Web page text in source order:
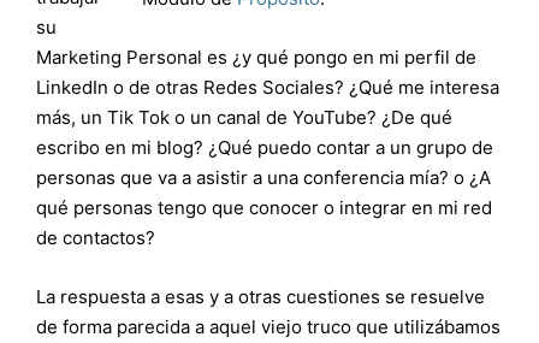
su
Marketing Personal es ¿y qué pongo en mi perfil de
LinkedIn o de otras Redes Sociales? ¿Qué me interesa
más, un Tik Tok o un canal de YouTube? ¿De qué
escribo en mi blog? ¿Qué puedo contar a un grupo de
personas que va a asistir a una conferencia mía? o ¿A
qué personas tengo que conocer o integrar en mi red
de contactos?
La respuesta a esas y a otras cuestiones se resuelve
de forma parecida a aquel viejo truco que utilizábamos